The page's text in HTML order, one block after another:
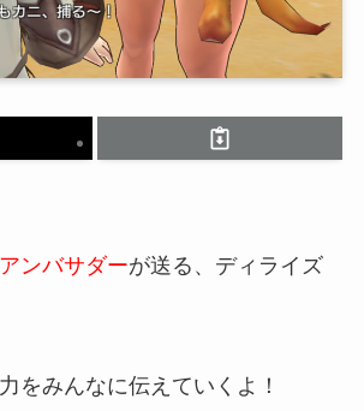
ンバサダーが送る、ディライズ
をみんなに伝えていくよ！